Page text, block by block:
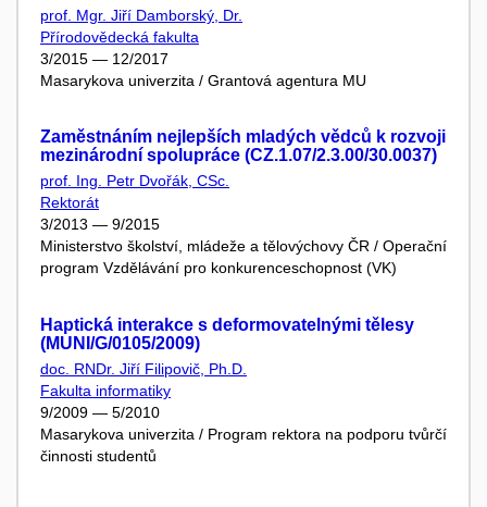
prof. Mgr. Jiří Damborský, Dr.
Přírodovědecká fakulta
3/2015 — 12/2017
Masarykova univerzita / Grantová agentura MU
Zaměstnáním nejlepších mladých vědců k rozvoji
mezinárodní spolupráce (CZ.1.07/2.3.00/30.0037)
prof. Ing. Petr Dvořák, CSc.
Rektorát
3/2013 — 9/2015
Ministerstvo školství, mládeže a tělovýchovy ČR / Operační
program Vzdělávání pro konkurenceschopnost (VK)
Haptická interakce s deformovatelnými tělesy
(MUNI/G/0105/2009)
doc. RNDr. Jiří Filipovič, Ph.D.
Fakulta informatiky
9/2009 — 5/2010
Masarykova univerzita / Program rektora na podporu tvůrčí
činnosti studentů